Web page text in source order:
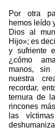
Por otra
hemos leído
Dios al
Hijo»; es
y sufriente
¿cómo
manos, sin
nuestra
recordar,
ternura de
rincones
las